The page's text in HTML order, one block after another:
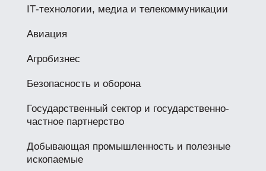
IТ-технологии, медиа и телекоммуникации
Авиация
Агробизнес
Безопасность и оборона
Государственный сектор и государственно-
частное партнерство
Добывающая промышленность и полезные
ископаемые